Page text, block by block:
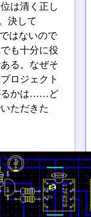
は清く正し
決して
はないので
も十分に役
る。なぜそ
ロジェクト
るかは……ど
ただきた